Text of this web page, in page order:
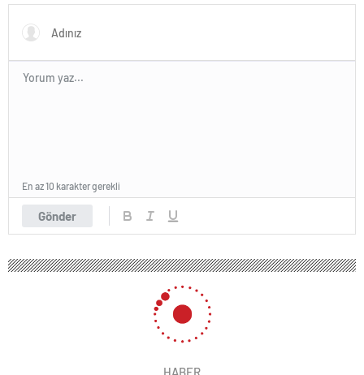
Gönder
En az 10 karakter gerekli
HABER